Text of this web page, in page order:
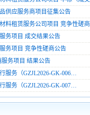
供应服务商项目征集公告
料租赁服务公司项目 竞争性磋
务项目 成交结果公告
务项目 竞争性磋商公告
服务项目 结果公告
服务（GZJL2026-GK-006…
服务（GZJL2026-GK-007…